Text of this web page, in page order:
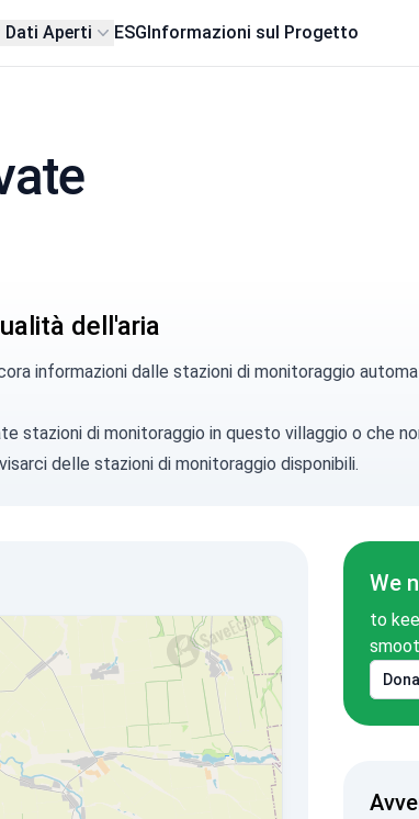
Dati Aperti ESGInformazioni sul Progetto
dell'aria
informazioni dalle stazioni di monitoraggio
stazioni di monitoraggio in questo villaggio o che
delle stazioni di monitoraggio disponibili.
We
to
Dona